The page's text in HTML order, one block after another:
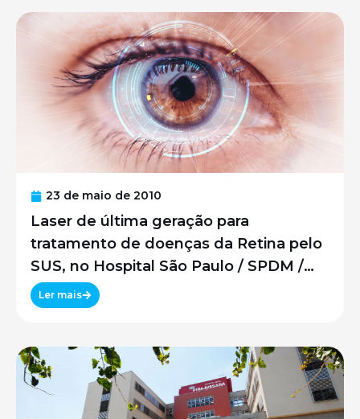
23 de maio de 2010
Laser de última geração para
tratamento de doenças da Retina pelo
SUS, no Hospital São Paulo / SPDM /
UNIFESP
Ler mais